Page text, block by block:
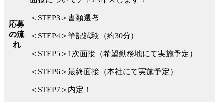
応募
の流
れ
＜STEP3＞書類選考
＜STEP4＞筆記試験（約30分）
＜STEP5＞1次面接（希望勤務地にて実施予定）
＜STEP6＞最終面接（本社にて実施予定）
＜STEP7＞内定！